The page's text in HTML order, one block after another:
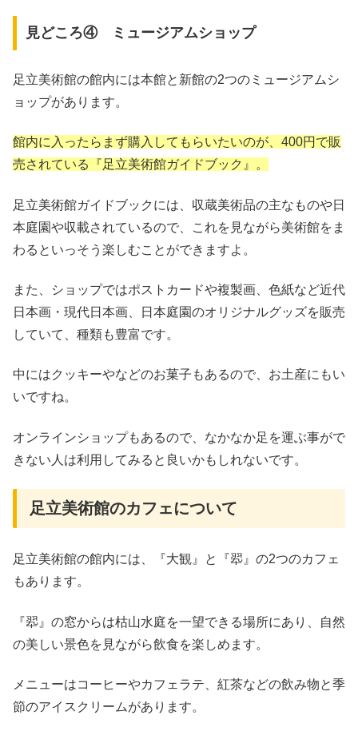
見どころ④ ミュージアムショップ
足立美術館の館内には本館と新館の2つのミュージアムシ
ョップがあります。
館内に入ったらまず購入してもらいたいのが、400円で販
売されている『足立美術館ガイドブック』。
足立美術館ガイドブックには、収蔵美術品の主なものや日
本庭園や収載されているので、これを見ながら美術館をま
わるといっそう楽しむことができますよ。
また、ショップではポストカードや複製画、色紙など近代
日本画・現代日本画、日本庭園のオリジナルグッズを販売
していて、種類も豊富です。
中にはクッキーやなどのお菓子もあるので、お土産にもい
いですね。
オンラインショップもあるので、なかなか足を運ぶ事がで
きない人は利用してみると良いかもしれないです。
足立美術館のカフェについて
足立美術館の館内には、『大観』と『翆』の2つのカフェ
もあります。
『翆』の窓からは枯山水庭を一望できる場所にあり、自然
の美しい景色を見ながら飲食を楽しめます。
メニューはコーヒーやカフェラテ、紅茶などの飲み物と季
節のアイスクリームがあります。